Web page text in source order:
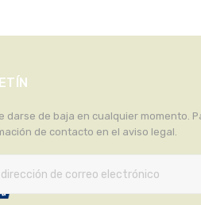
darse de baja en cualquier momento.
de contacto en el aviso legal.